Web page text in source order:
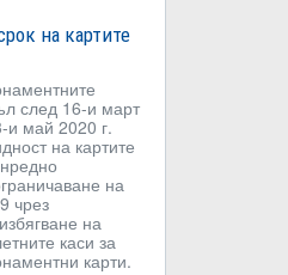
на картите
след 16-и март
май 2020 г.
на картите
на
чрез
на
каси за
карти.